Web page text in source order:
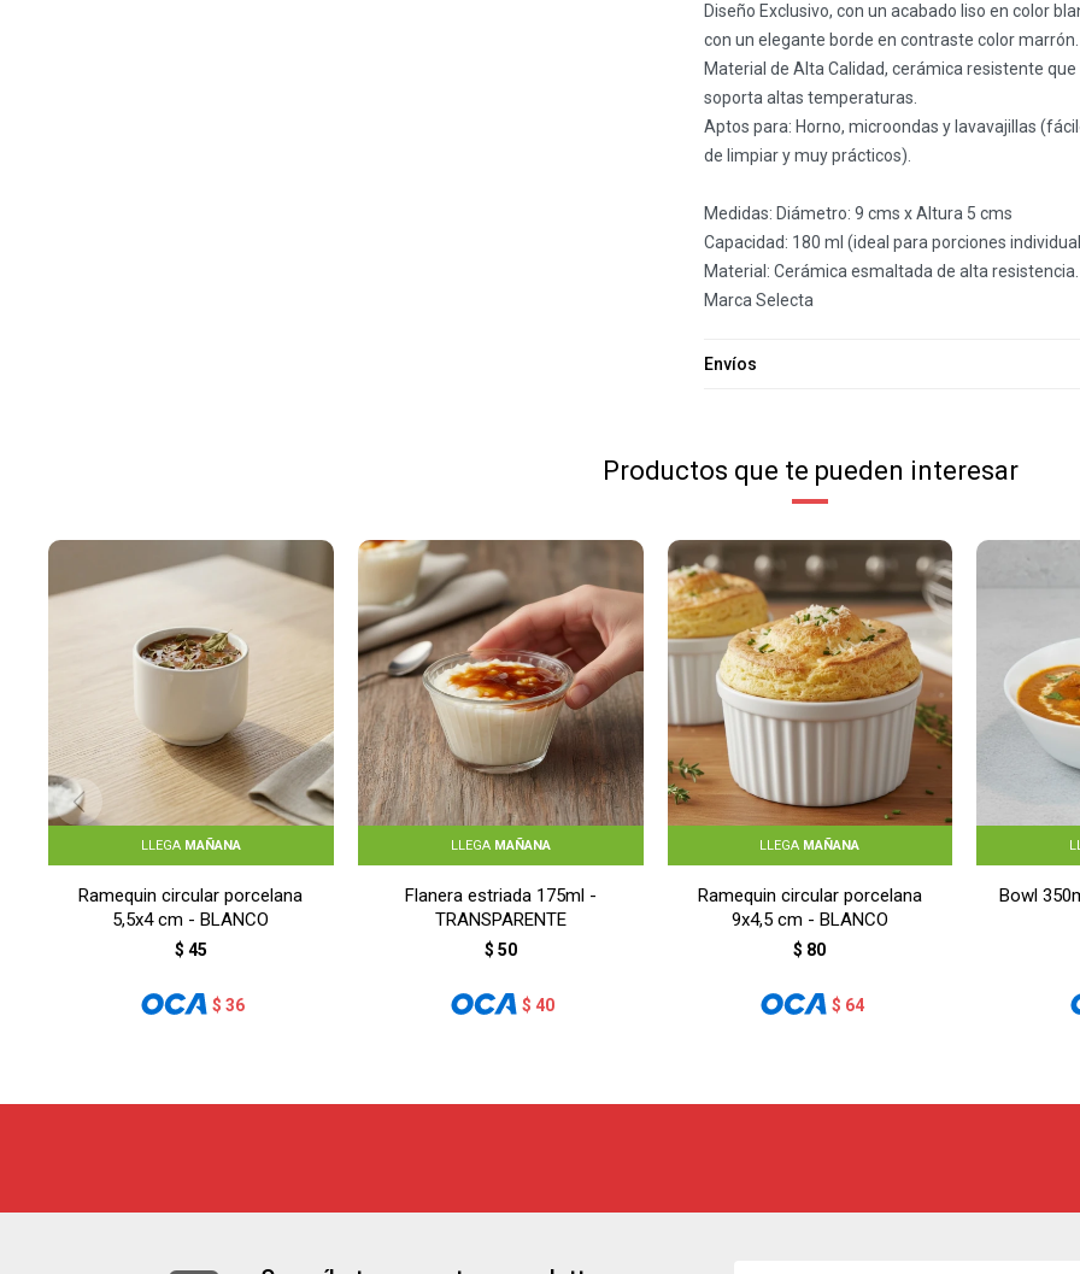
Diseño Exclusivo, con un acabado liso en color
con un elegante borde en contraste color marrón.
Material de Alta Calidad, cerámica resistente que
soporta altas temperaturas.
Aptos para: Horno, microondas y lavavajillas
de limpiar y muy prácticos).
Medidas: Diámetro: 9 cms x Altura 5 cms
Capacidad: 180 ml (ideal para porciones
Material: Cerámica esmaltada de alta resistencia.
Marca Selecta
Envíos
Productos que te pueden interesar
LLEGA MAÑANA
Ramequin circular porcelana
5,5x4 cm - BLANCO
$ 45
$ 36
LLEGA MAÑANA
Flanera estriada 175ml -
TRANSPARENTE
$ 50
$ 40
LLEGA MAÑANA
Ramequin circular porcelana
9x4,5 cm - BLANCO
$ 80
$ 64
Bowl